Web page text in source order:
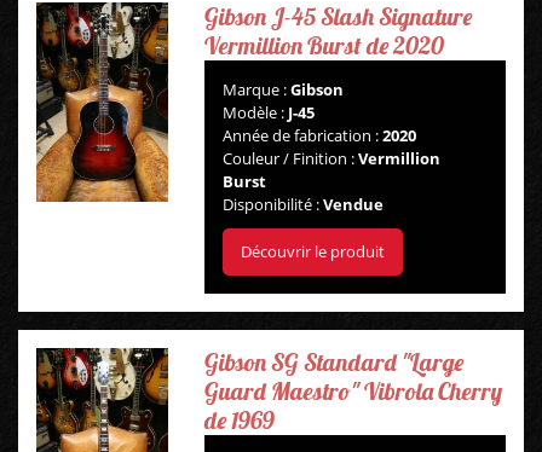
Gibson J-45 Slash Signature
Vermillion Burst de 2020
Marque :Gibson
Modèle : J-45
Année de fabrication :2020
Couleur / Finition :Vermillion
Burst
Disponibilité :Vendue
Découvrir le produit
Gibson SG Standard "Large
Guard Maestro" Vibrola Cherry
de 1969